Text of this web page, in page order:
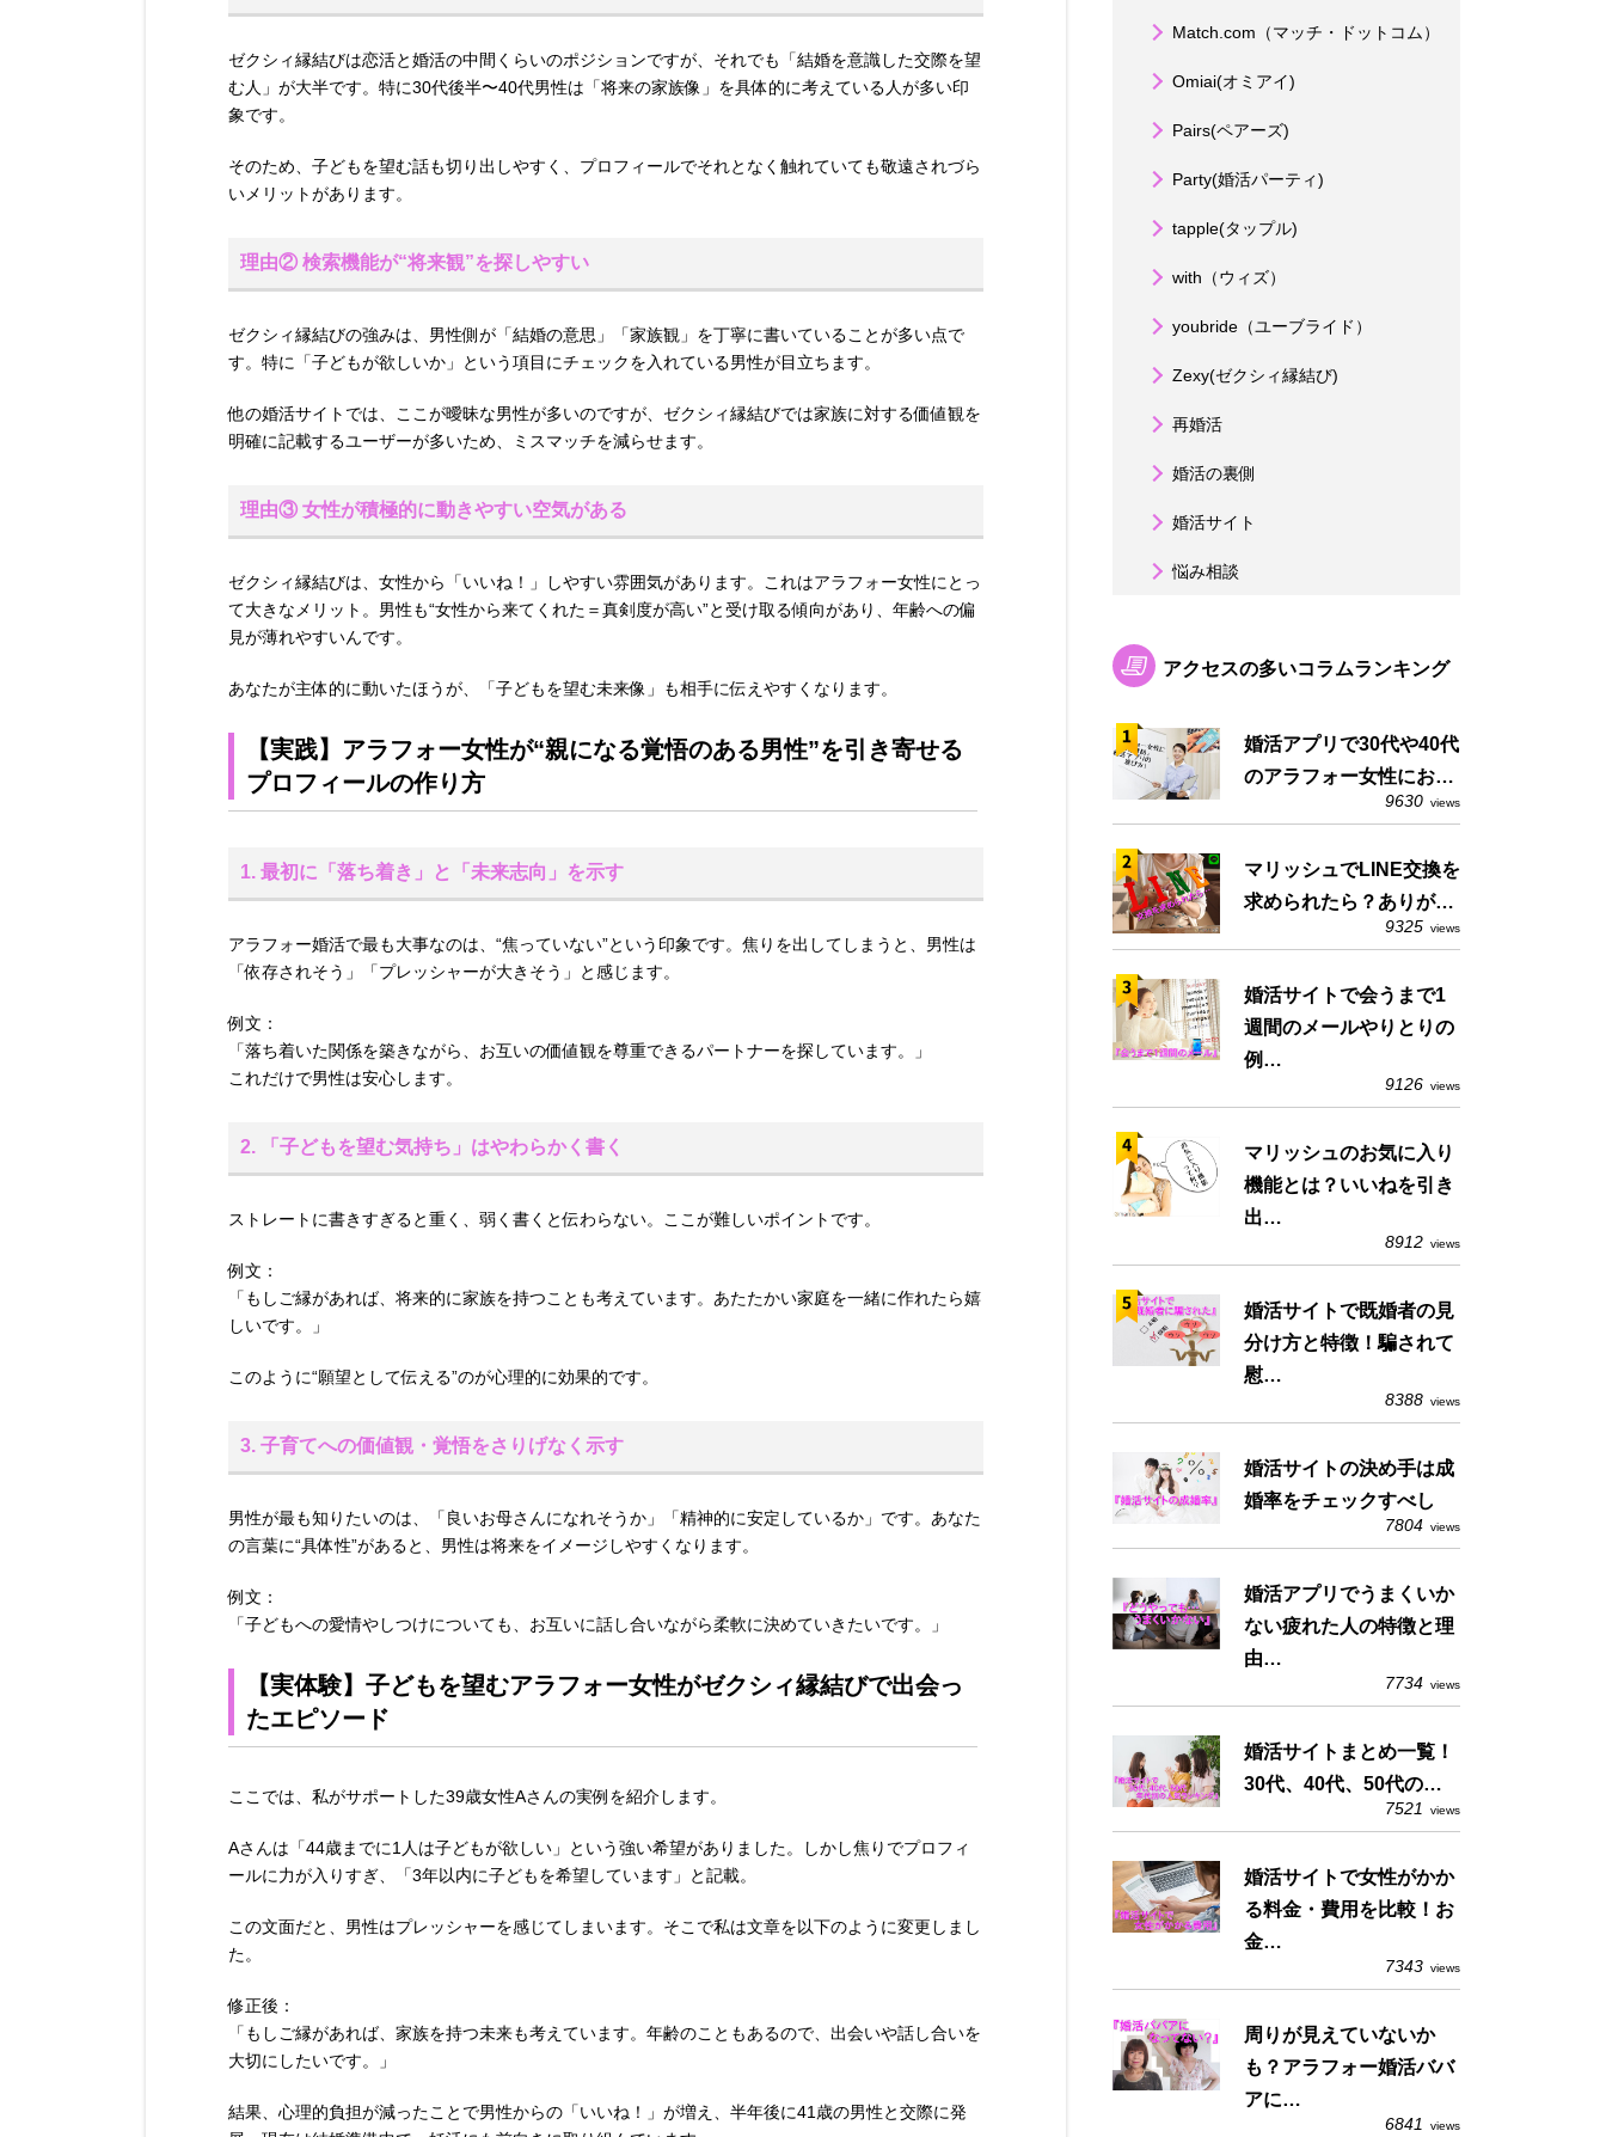
ゼクシィ縁結びは恋活と婚活の中間くらいのポジションですが、それでも「結婚を意識した交際を望
む人」が大半です。特に30代後半〜40代男性は「将来の家族像」を具体的に考えている人が多い印
象です。
そのため、子どもを望む話も切り出しやすく、プロフィールでそれとなく触れていても敬遠されづら
いメリットがあります。
理由② 検索機能が“将来観”を探しやすい
ゼクシィ縁結びの強みは、男性側が「結婚の意思」「家族観」を丁寧に書いていることが多い点で
す。特に「子どもが欲しいか」という項目にチェックを入れている男性が目立ちます。
他の婚活サイトでは、ここが曖昧な男性が多いのですが、ゼクシィ縁結びでは家族に対する価値観を
明確に記載するユーザーが多いため、ミスマッチを減らせます。
理由③ 女性が積極的に動きやすい空気がある
ゼクシィ縁結びは、女性から「いいね！」しやすい雰囲気があります。これはアラフォー女性にとっ
て大きなメリット。男性も“女性から来てくれた＝真剣度が高い”と受け取る傾向があり、年齢への偏
見が薄れやすいんです。
あなたが主体的に動いたほうが、「子どもを望む未来像」も相手に伝えやすくなります。
【実践】アラフォー女性が“親になる覚悟のある男性”を引き寄せる
プロフィールの作り方
1. 最初に「落ち着き」と「未来志向」を示す
アラフォー婚活で最も大事なのは、“焦っていない”という印象です。焦りを出してしまうと、男性は
「依存されそう」「プレッシャーが大きそう」と感じます。
例文：
「落ち着いた関係を築きながら、お互いの価値観を尊重できるパートナーを探しています。」
これだけで男性は安心します。
2. 「子どもを望む気持ち」はやわらかく書く
ストレートに書きすぎると重く、弱く書くと伝わらない。ここが難しいポイントです。
例文：
「もしご縁があれば、将来的に家族を持つことも考えています。あたたかい家庭を一緒に作れたら嬉
しいです。」
このように“願望として伝える”のが心理的に効果的です。
3. 子育てへの価値観・覚悟をさりげなく示す
男性が最も知りたいのは、「良いお母さんになれそうか」「精神的に安定しているか」です。あなた
の言葉に“具体性”があると、男性は将来をイメージしやすくなります。
例文：
「子どもへの愛情やしつけについても、お互いに話し合いながら柔軟に決めていきたいです。」
【実体験】子どもを望むアラフォー女性がゼクシィ縁結びで出会っ
たエピソード
ここでは、私がサポートした39歳女性Aさんの実例を紹介します。
Aさんは「44歳までに1人は子どもが欲しい」という強い希望がありました。しかし焦りでプロフィ
ールに力が入りすぎ、「3年以内に子どもを希望しています」と記載。
この文面だと、男性はプレッシャーを感じてしまいます。そこで私は文章を以下のように変更しまし
た。
修正後：
「もしご縁があれば、家族を持つ未来も考えています。年齢のこともあるので、出会いや話し合いを
大切にしたいです。」
結果、心理的負担が減ったことで男性からの「いいね！」が増え、半年後に41歳の男性と交際に発
Match.com（マッチ・ドットコム）
Omiai(オミアイ)
Pairs(ペアーズ)
Party(婚活パーティ)
tapple(タップル)
with（ウィズ）
youbride（ユーブライド）
Zexy(ゼクシィ縁結び)
再婚活
婚活の裏側
婚活サイト
悩み相談
アクセスの多いコラムランキング
婚活アプリで30代や40代
のアラフォー女性にお…
9630 views
マリッシュでLINE交換を
求められたら？ありが…
9325 views
婚活サイトで会うまで1
週間のメールやりとりの
例…
9126 views
マリッシュのお気に入り
機能とは？いいねを引き
出…
8912 views
婚活サイトで既婚者の見
分け方と特徴！騙されて
慰…
8388 views
婚活サイトの決め手は成
婚率をチェックすべし
7804 views
婚活アプリでうまくいか
ない疲れた人の特徴と理
由…
7734 views
婚活サイトまとめ一覧！
30代、40代、50代の…
7521 views
婚活サイトで女性がかか
る料金・費用を比較！お
金…
7343 views
周りが見えていないか
も？アラフォー婚活ババ
アに…
6841 views